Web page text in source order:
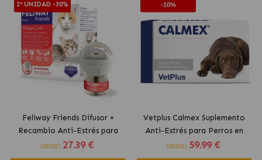
2ª UNIDAD -30%
Feliway Friends Difusor +
Recambio Anti-Estrés para
Gatos
(DESDE) 27.39 €
-10%
Vetplus Calmex Suplemento
Anti-Estrés para Perros en
Comprimidos
(DESDE) 59.99 €